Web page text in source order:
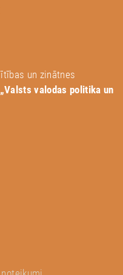
un zinātnes
„Valsts valodas politika un